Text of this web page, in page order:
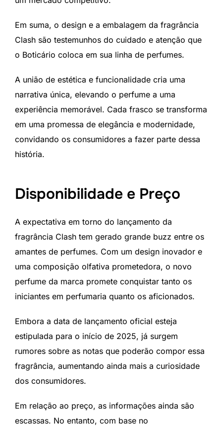
Em suma, o design e a embalagem da fragrância
Clash são testemunhos do cuidado e atenção que
o Boticário coloca em sua linha de perfumes.
A união de estética e funcionalidade cria uma
narrativa única, elevando o perfume a uma
experiência memorável. Cada frasco se transforma
em uma promessa de elegância e modernidade,
convidando os consumidores a fazer parte dessa
história.
Disponibilidade e Preço
A expectativa em torno do lançamento da
fragrância Clash tem gerado grande buzz entre os
amantes de perfumes. Com um design inovador e
uma composição olfativa prometedora, o novo
perfume da marca promete conquistar tanto os
iniciantes em perfumaria quanto os aficionados.
Embora a data de lançamento oficial esteja
estipulada para o início de 2025, já surgem
rumores sobre as notas que poderão compor essa
fragrância, aumentando ainda mais a curiosidade
dos consumidores.
Em relação ao preço, as informações ainda são
escassas. No entanto, com base no